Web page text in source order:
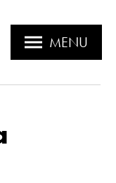
MENU